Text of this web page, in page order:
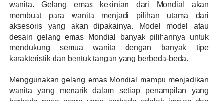
wanita. Gelang emas kekinian dari Mondial akan
membuat para wanita menjadi pilihan utama dari
aksesoris yang akan dipakainya. Model model atau
desain gelang emas Mondial banyak pilihannya untuk
mendukung semua wanita dengan banyak tipe
karakteristik dan bentuk tangan yang berbeda-beda.
Menggunakan gelang emas Mondial mampu menjadikan
wanita yang menarik dalam setiap penampilan yang